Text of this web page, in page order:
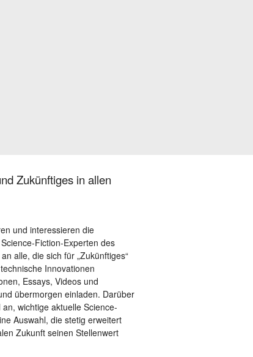
Zukünftiges in allen
und interessieren die
Fiction-Experten des
alle, die sich für „Zukünftiges“
Innovationen
Essays, Videos und
übermorgen einladen. Darüber
wichtige aktuelle Science-
Auswahl, die stetig erweitert
Zukunft seinen Stellenwert